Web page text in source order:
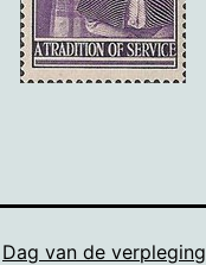
Dag van de verpleging